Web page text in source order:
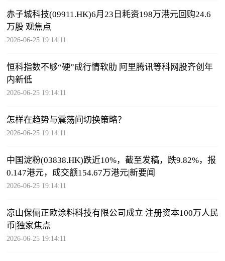
赤子城科技(09911.HK)6月23日耗资198万港元回购24.6
万股 观焦点
2026-06-25 19:14:11
恒科指数不够“硬”成行情软肋 阿里腾讯等科网股齐创年
内新低
2026-06-25 19:14:11
怎样在趋势与震荡间切换策略？
2026-06-25 19:14:11
中国淀粉(03838.HK)跌近10%，截至发稿，跌9.82%，报
0.147港元，成交额154.67万港元|新要闻
2026-06-25 19:14:11
凉山保俪正欧涂料科技有限公司成立 注册资本100万人民
币|独家焦点
2026-06-25 19:14:11